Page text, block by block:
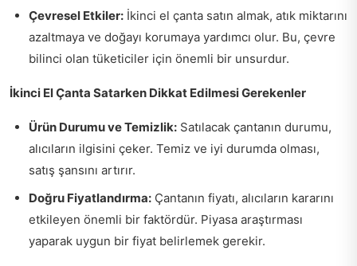
Çevresel Etkiler: İkinci el çanta satın almak, atık miktarını
azaltmaya ve doğayı korumaya yardımcı olur. Bu, çevre
bilinci olan tüketiciler için önemli bir unsurdur.
İkinci El Çanta Satarken Dikkat Edilmesi Gerekenler
Ürün Durumu ve Temizlik: Satılacak çantanın durumu,
alıcıların ilgisini çeker. Temiz ve iyi durumda olması,
satış şansını artırır.
Doğru Fiyatlandırma: Çantanın fiyatı, alıcıların kararını
etkileyen önemli bir faktördür. Piyasa araştırması
yaparak uygun bir fiyat belirlemek gerekir.